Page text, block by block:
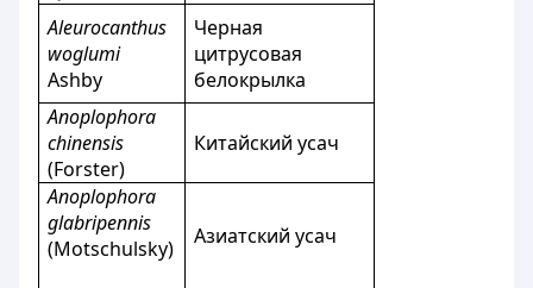
Aleurocanthus
woglumi
Ashby
Черная
цитрусовая
белокрылка
Anoplophora
chinensis
(Forster)
Китайский усач
Anoplophora
glabripennis
(Motschulsky)
Азиатский усач